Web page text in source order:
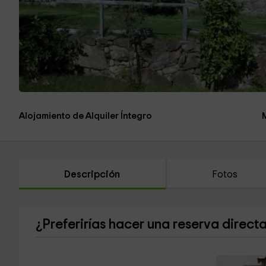
Alojamiento de Alquiler Íntegro
Descripción Fotos
¿Preferirías hacer una reserva